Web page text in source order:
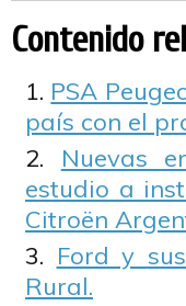
Contenido
PSA
país con el
Nuevas
estudio a
Citroën
Ford y
Rural.